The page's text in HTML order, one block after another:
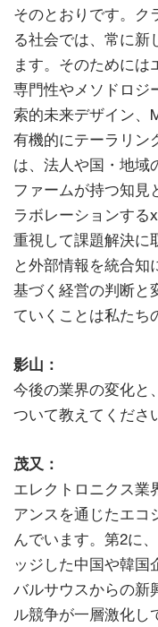
そのとおりです。ク
る社会では、常に新
ます。そのためには
専門性やメソドロジ
索的未来デザイン、
有機的にテーラリン
は、法人や国・地域
ファームが持つ知見
ラボレーションする
重視して課題解決に
と外部情報を統合知
基づく経営の判断と
ていくことは私たち
影山：
今後の業界の変化と
ついて教えてくださ
茂又：
エレクトロニクス業
アンスを通じたエコ
んでいます。第2に
ッジした中国や韓国
バルサウスからの新
ル競争が一層激化し